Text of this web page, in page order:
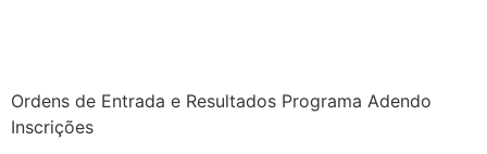
Ordens de Entrada e Resultados Programa Adendo
Inscrições